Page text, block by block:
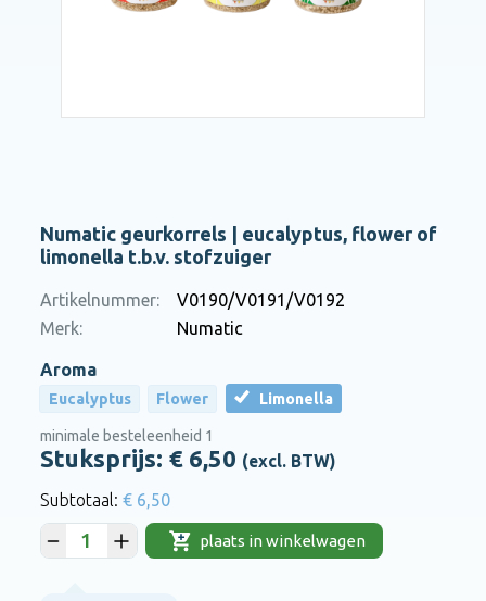
Numatic geurkorrels | eucalyptus, flower of
limonella t.b.v. stofzuiger
Artikelnummer:
V0190/V0191/V0192
Merk:
Numatic
Aroma
Eucalyptus Flower Limonella
minimale besteleenheid 1
Stuksprijs: € 6,50 (excl. BTW)
€ 6,50
plaats in winkelwagen